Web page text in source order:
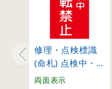
修理・点検標識
(命札) 点検中・
運転禁止 札-215
両面表示